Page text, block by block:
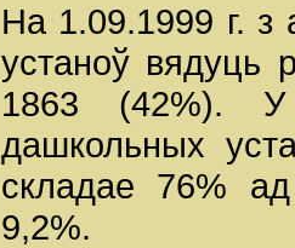
На 1.09.1999 г. з
устаноў вядуць
1863 (42%). У
дашкольных
складае 76% ад
9,2%.